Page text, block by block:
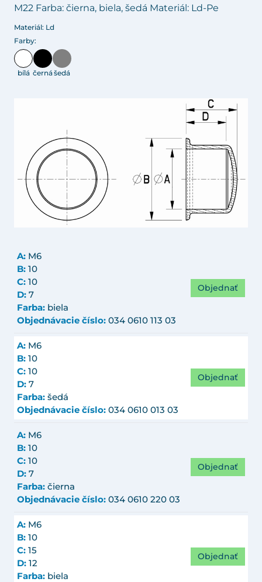
M22 Farba: čierna, biela, šedá Materiál: Ld-Pe
Materiál: Ld
Farby:
bílá černášedá
A: M6
B: 10
C: 10
D: 7
Farba: biela
Objednávacie číslo: 034 0610 113 03
Objednať
A: M6
B: 10
C: 10
D: 7
Farba: šedá
Objednávacie číslo: 034 0610 013 03
Objednať
A: M6
B: 10
C: 10
D: 7
Farba: čierna
Objednávacie číslo: 034 0610 220 03
Objednať
A: M6
B: 10
C: 15
D: 12
Farba: biela
Objednať